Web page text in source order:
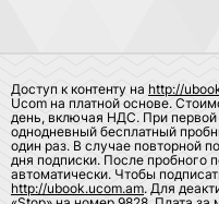
Доступ к контенту на http://
Ucom на платной основе.
день, включая НДС. При первой
однодневный бесплатный
один раз. В случае повторной
дня подписки. После пробного
автоматически. Чтобы
http://ubook.ucom.am. Для